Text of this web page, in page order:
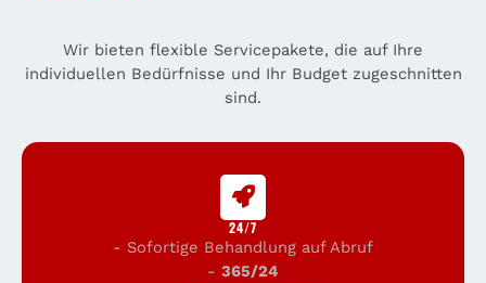
Wir bieten flexible Servicepakete, die auf Ihre
individuellen Bedürfnisse und Ihr Budget zugeschnitten
sind.
24/7
- Sofortige Behandlung auf Abruf
- 365/24